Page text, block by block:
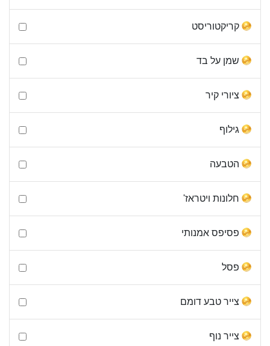
קריקטוריסט
שמן על בד
ציורי קיר
גילוף
הטבעה
חלונות ויטראז'
פסיפס אמנותי
פסל
צייר טבע דומם
צייר נוף